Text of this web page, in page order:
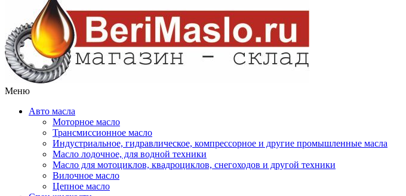
Меню
Авто масла
Моторное масло
Трансмиссионное масло
Индустриальное, гидравлическое, компрессорное и другие промышленные масла
Масло лодочное, для водной техники
Масло для мотоциклов, квадроциклов, снегоходов и другой техники
Вилочное масло
Цепное масло